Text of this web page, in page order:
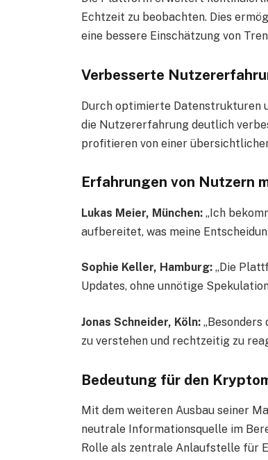
Echtzeit zu beobachten. Dies
eine bessere Einschätzung von
Verbesserte
Durch optimierte Datenstrukturen
die Nutzererfahrung deutlich
profitieren von einer
Erfahrungen von Nutzern
Lukas Meier, München: „Ich
aufbereitet, was meine
Sophie Keller, Hamburg: „Die
Updates, ohne unnötige
Jonas Schneider, Köln:
zu verstehen und rechtzeitig zu
Bedeutung für den
Mit dem weiteren Ausbau seiner
neutrale Informationsquelle im
Rolle als zentrale Anlaufstelle für